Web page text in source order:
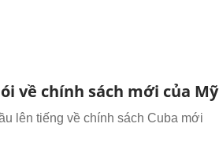
về chính sách mới của Mỹ
lên tiếng về chính sách Cuba mới